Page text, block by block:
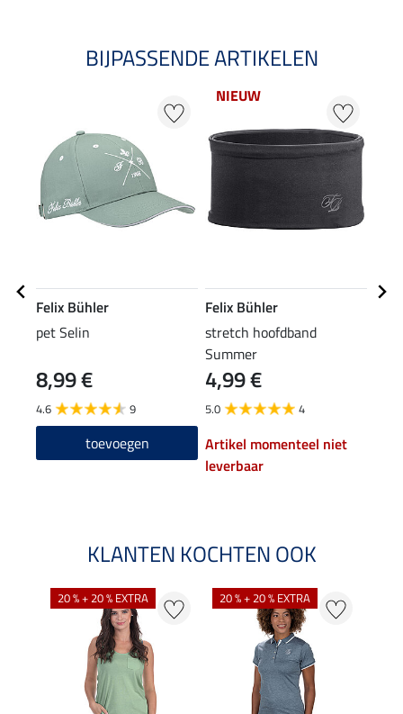
BIJPASSENDE ARTIKELEN
Felix Bühler
pet Selin
8,99 €
4.6 9
toevoegen
NIEUW
Felix Bühler
stretch hoofdband
Summer
4,99 €
5.0 4
Artikel momenteel niet
leverbaar
KLANTEN KOCHTEN OOK
20 % + 20 % EXTRA 20 % + 20 % EXTRA